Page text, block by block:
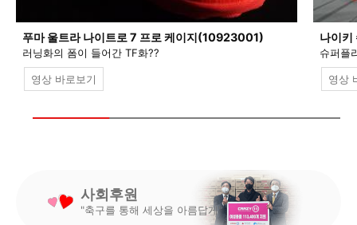
푸마 울트라 나이트로 7 프로 케이지(10923001)
러닝화의 폼이 들어간 TF화??
영상 바로보기
나이
슈퍼플
영상
사회후원
"축구를 통해 세상을 아름답게"